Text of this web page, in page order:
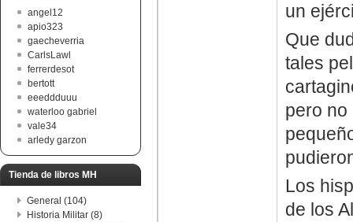
angel12
apio323
gaecheverria
CarlsLawl
ferrerdesot
bertott
eeeddduuu
waterloo gabriel
vale34
arledy garzon
Tienda de libros MH
General (104)
Historia Militar (8)
un
Que
tales
pero no
Los
de los